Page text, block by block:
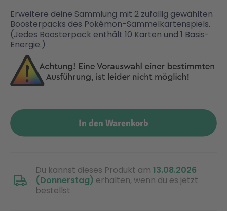
Erweitere deine Sammlung mit 2 zufällig gewählten
Boosterpacks des Pokémon-Sammelkartenspiels.
(Jedes Boosterpack enthält 10 Karten und 1 Basis-
Energie.)
In den Warenkorb
Du kannst dieses Produkt am 13.08.2026
(Donnerstag) erhalten, wenn du es jetzt
bestellst